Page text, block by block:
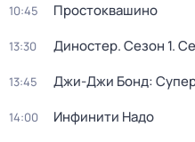
10:45 Простоквашино
13:30 Диностер. Сезон 1.
13:45 Джи-Джи Бонд:
14:00 Инфинити Надо